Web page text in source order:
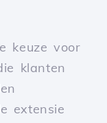
keuze voor
klanten
extensie